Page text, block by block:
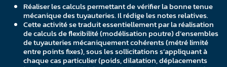
Réaliser les calculs permettant de vérifier la bonne tenue
mécanique des tuyauteries. Il rédige les notes relatives.
Cette activité se traduit essentiellement par la réalisation
de calculs de flexibilité (modélisation poutre) d’ensembles
de tuyauteries mécaniquement cohérents (métré limité
entre points fixes), sous les sollicitations s’appliquant à
chaque cas particulier (poids, dilatation, déplacements